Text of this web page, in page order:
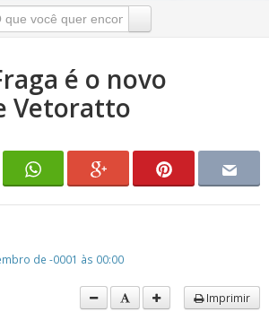
é o novo
Vetoratto
de -0001 às 00:00
Imprimir